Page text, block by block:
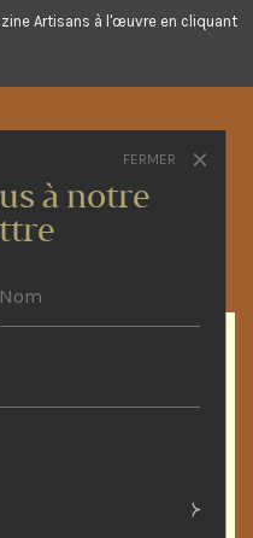
Artisans à l'œuvre en cliquant
!
at work a été créé en
à notre
FERMER